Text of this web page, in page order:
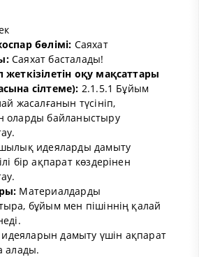
бөлімі: Саяхат
Саяхат басталады!
оқу мақсаттары
сілтеме): 2.1.5.1 Бұйым
жасалғанын түсініп,
оларды байланыстыру
идеяларды дамыту
бір ақпарат көздерінен
Материалдарды
бұйым мен пішіннің қалай
дамыту үшін ақпарат
алады.